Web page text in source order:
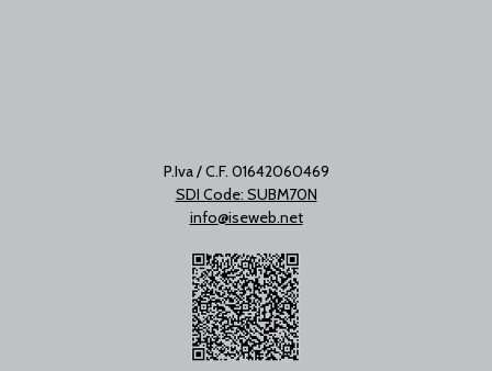
P.Iva / C.F. 01642060469
SDI Code: SUBM70N
info@iseweb.net